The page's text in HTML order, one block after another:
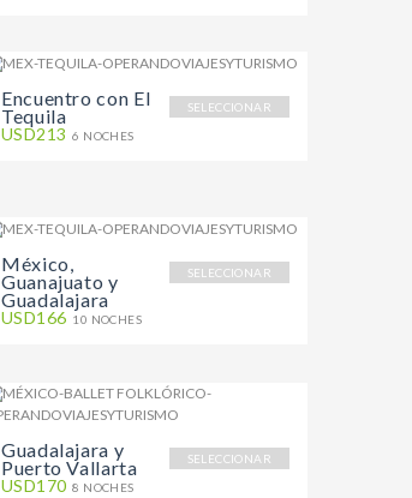
SELECCIONAR
Encuentro con El
Tequila
USD213 6 NOCHES
SELECCIONAR
México,
Guanajuato y
Guadalajara
USD166 10 NOCHES
SELECCIONAR
Guadalajara y
Puerto Vallarta
USD170 8 NOCHES